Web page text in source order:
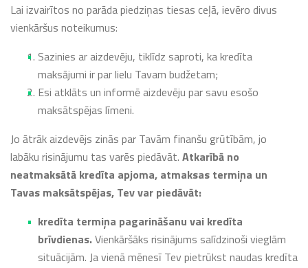
Lai izvairītos no parāda piedziņas tiesas ceļā, ievēro divus
vienkāršus noteikumus:
Sazinies ar aizdevēju, tiklīdz saproti, ka kredīta
maksājumi ir par lielu Tavam budžetam;
Esi atklāts un informē aizdevēju par savu esošo
maksātspējas līmeni.
Jo ātrāk aizdevējs zinās par Tavām finanšu grūtībām, jo
labāku risinājumu tas varēs piedāvāt. Atkarībā no
neatmaksātā kredīta apjoma, atmaksas termiņa un
Tavas maksātspējas, Tev var piedāvāt:
kredīta termiņa pagarināšanu vai kredīta
brīvdienas.Vienkāršāks risinājums salīdzinoši vieglām
situācijām. Ja vienā mēnesī Tev pietrūkst naudas kredīta